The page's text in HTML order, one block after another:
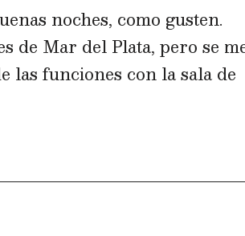
noches, como gusten.
de Mar del Plata, pero se
las funciones con la sala de